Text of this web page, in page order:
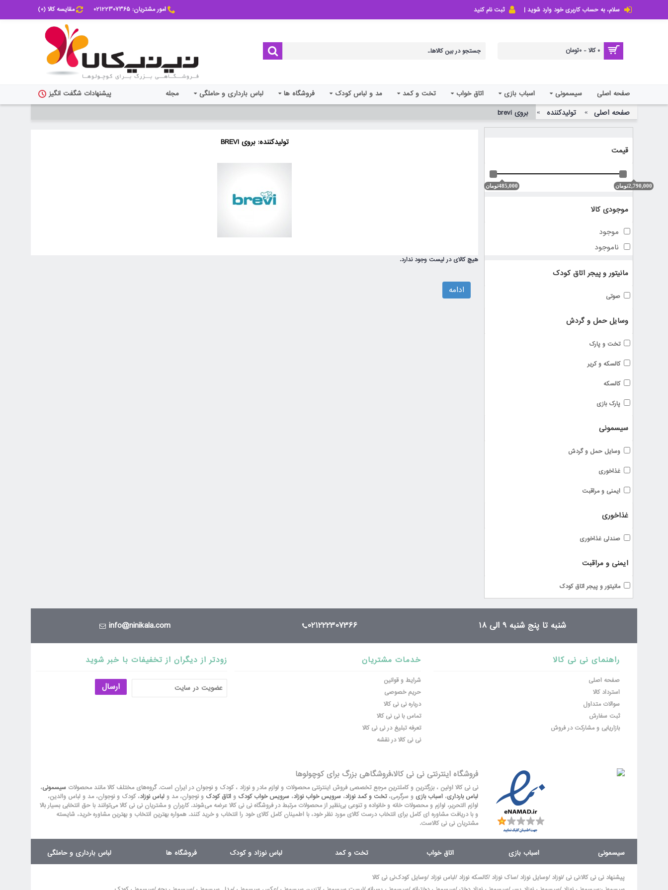
امور مشتریان: 02122307365 مقایسه کالا (0
) سلام، به حساب کاربری خود وارد شوید | ثبت نام کنید
0 کالا - 0تومان
پیشنهادات شگفت انگیز صفحه اصلی سیسمونی اسباب بازی اتاق خواب تخت و کمد مد و لباس کودک فروشگاه ها لباس بارداری و حاملگی مجله
صفحه اصلی تولیدکننده بروی brevi
قیمت
485,000تومان 2,790,000تومان
موجودی کالا
موجود
ناموجود
مانیتور و پیجر اتاق کودک
صوتی
وسایل حمل و گردش
تخت و پارک
کالسکه و کریر
کالسکه
پارک بازی
سیسمونی
وسایل حمل و گردش
غذاخوری
ایمنی و مراقبت
غذاخوری
صندلی غذاخوری
ایمنی و مراقبت
مانیتور و پیجر اتاق کودک
تولیدکننده: بروی BREVI
هیچ کالای در لیست وجود ندارد.
ادامه
شنبه تا پنج شنبه 9 الی 18 021222307366
info@ninikala.com
زودتر از دیگران از تخفیفات با خبر شوید
ارسال
خدمات مشتریان
شرایط و قوانین
حریم خصوصی
درباره نی نی کالا
تماس با نی نی کالا
تعرفه تبلیغ در نی نی کالا
نی نی کالا در نقشه
راهنمای نی نی کالا
صفحه اصلی
استرداد کالا
سوالات متداول
ثبت سفارش
بازاریابی و مشارکت در فروش
فروشگاه اینترنتی نی نی کالا،فروشگاهی بزرگ برای کوچولوها
نی نی کالا اولین ، بزرگترین و کاملترین مرجع تخصصی فروش اینترنتی محصولات و لوازم مادر و نوزاد ، کودک و نوجوان در ایران است. گروه‏‏‌های مختلف کالا مانند محصولات سیسمونی،
لباس بارداری، اسباب بازی و سرگرمی،تخت و کمد نوزاد، سرویس خواب نوزاد، سرویس خواب کودک و اتاق کودک و نوجوان، مد و لباس نوزاد، کودک و نوجوان، مد و لباس والدین،
لوازم التحریر، لوازم و محصولات خانه و خانواده و تنوعی بی‌نظیر از محصولات مرتبط در فروشگاه نی نی کالا عرضه می‏‏‏‌شوند. کاربران و مشتریان نی نی‌ کالا می‏‏‌توانند با حق انتخابی بسیار بالا
و با دریافت مشاوره ای کامل برای انتخاب درست کالای مورد نظر خود، با اطمینان کامل کالای خود را انتخاب و خرید کنند. همواره بهترین انتخاب و بهترین مشاوره خرید، شایسته
مشتریان نی نی کالاست.
لباس بارداری و حاملگی فروشگاه ها لباس نوزاد و کودک تخت و کمد اتاق خواب اسباب بازی سیسمونی
پیشنهاد نی نی کالا:نی نی /نوزاد /وسایل نوزاد /ساک نوزاد /کالسکه نوزاد /لباس نوزاد /وسایل کودکنی نی کالا